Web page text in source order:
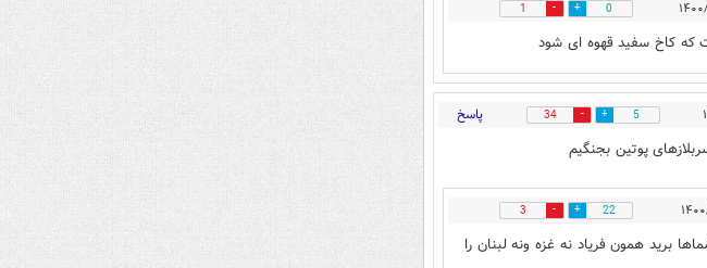
0
1
که کاخ سفید قهوه ای شود
5
34 پاسخ
پوتین بجنگیم
22
3
برید همون فریاد نه غزه ونه لبنان را